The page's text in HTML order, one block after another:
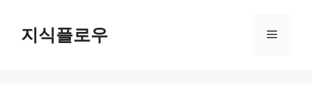
지식플로우 메